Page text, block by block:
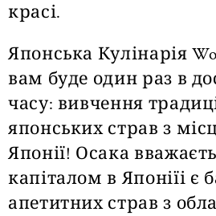
красі.
Японська Кулінарія
вам буде один раз в
часу: вивчення
японських страв з
Японії! Осака
капіталом в Японіїі є
апетитних страв з